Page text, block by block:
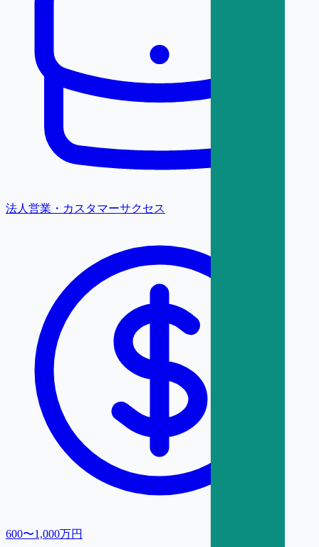
法人営業・カスタマーサクセス
600〜1,000万円